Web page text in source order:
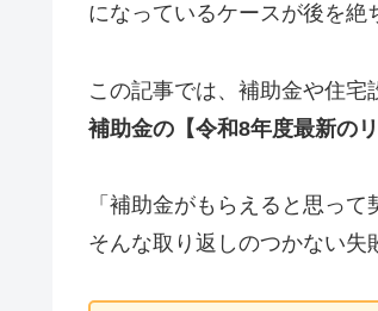
になっているケースが後を絶
この記事では、補助金や住宅
補助金の【令和8年度最新のリ
「補助金がもらえると思っ
そんな取り返しのつかない失